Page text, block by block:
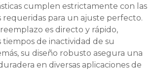
cumplen estrictamente con las
requeridas para un ajuste perfecto.
es directo y rápido,
tiempos de inactividad de su
su diseño robusto asegura una
en diversas aplicaciones de